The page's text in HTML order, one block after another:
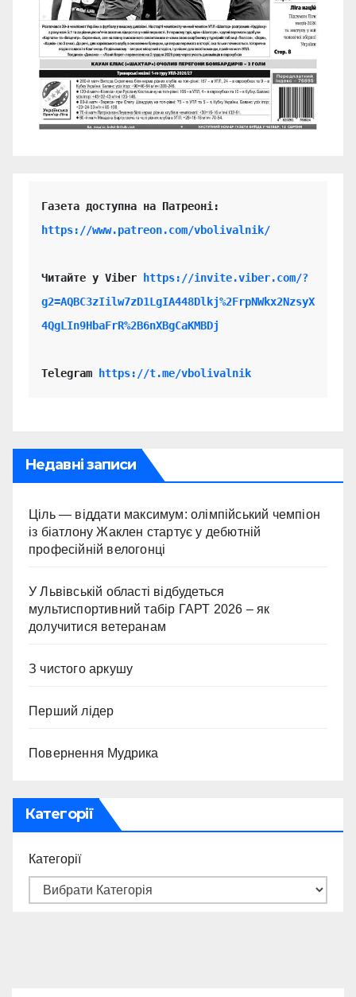
https://www.patreon.com/vbolivalnik/
Читайте у Viber
https://invite.viber.com/?
g2=AQBC3zIilw7zD1LgIA448Dlkj%2FrpNWkx2NzsyX
4QgLIn9HbaFrR%2B6nXBgCaKMBDj
Telegram https://t.me/vbolivalnik
Недавні записи
Ціль — віддати максимум: олімпійський чемпіон
із біатлону Жаклен стартує у дебютній
професійній велогонці
У Львівській області відбудеться
мультиспортивний табір ГАРТ 2026 – як
долучитися ветеранам
З чистого аркушу
Перший лідер
Повернення Мудрика
Категорії
Категорії